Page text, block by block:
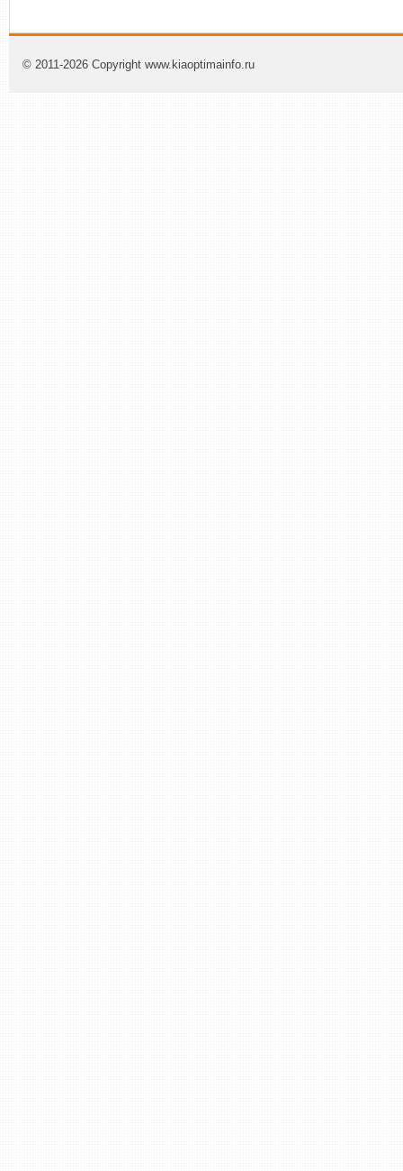
© 2011-2026 Copyright www.kiaoptimainfo.ru